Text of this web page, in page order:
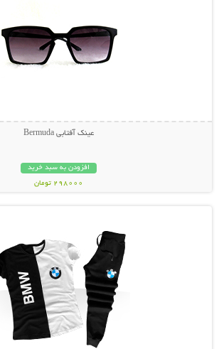
عینک آفتابی Bermuda
افزودن به سبد خرید
298000 تومان